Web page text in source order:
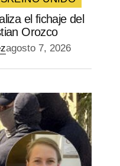
el fichaje del
Orozco
agosto 7, 2026